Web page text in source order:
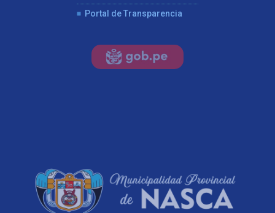
Portal de Transparencia